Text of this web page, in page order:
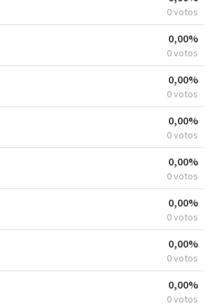
0 votos
0,00%
0 votos
0,00%
0 votos
0,00%
0 votos
0,00%
0 votos
0,00%
0 votos
0,00%
0 votos
0,00%
0 votos